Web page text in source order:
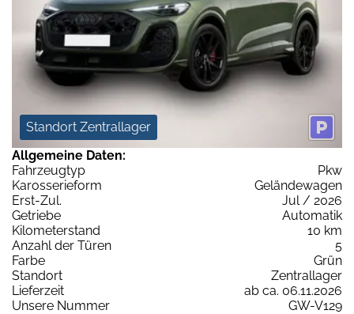
Standort Zentrallager
Allgemeine Daten:
Fahrzeugtyp
Pkw
Karosserieform
Geländewagen
Erst-Zul.
Jul / 2026
Getriebe
Automatik
Kilometerstand
10 km
Anzahl der Türen
5
Farbe
Grün
Standort
Zentrallager
Lieferzeit
ab ca. 06.11.2026
Unsere Nummer
GW-V129